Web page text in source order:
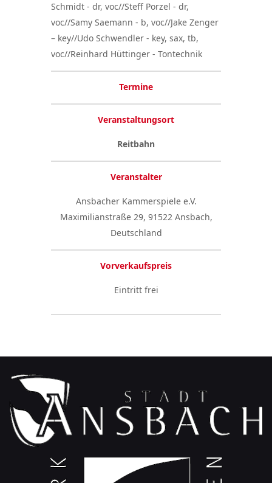
Schmidt - dr, voc//Steff Porzel - dr,
voc//Samy Saemann - b, voc//Jake Zenger
– key//Udo Schwendler - key, sax, tb,
voc//Reinhard Hüttinger - Tontechnik
Termine
Veranstaltungsort
Reitbahn
Veranstalter
Ansbacher Kammerspiele e.V.
Maximilianstraße 29, 91522 Ansbach,
Deutschland
Vorverkaufspreis
Eintritt frei